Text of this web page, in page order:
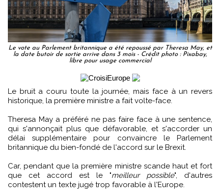
Le vote au Parlement britannique a été repoussé par Theresa May, et
la date butoir de sortie arrive dans 3 mois - Crédit photo : Pixabay,
libre pour usage commercial
Le bruit a couru toute la journée, mais face à un revers
historique, la première ministre a fait volte-face.
Theresa May a préféré ne pas faire face à une sentence,
qui s'annonçait plus que défavorable, et s'accorder un
délai supplémentaire pour convaincre le Parlement
britannique du bien-fondé de l'accord sur le Brexit.
Car, pendant que la première ministre scande haut et fort
que cet accord est le "meilleur possible", d'autres
contestent un texte jugé trop favorable à l'Europe.